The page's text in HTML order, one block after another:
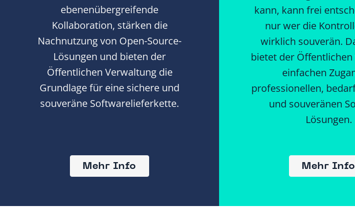
ebenenübergreifende
Kollaboration, stärken die
Nachnutzung von Open-Source-
Lösungen und bieten der
Öffentlichen Verwaltung die
Grundlage für eine sichere und
souveräne Softwarelieferkette.
Mehr Info
kann, kann frei
nur wer die
wirklich souverän.
bietet der
einfachen
professionellen,
und souveränen
Lösungen.
Mehr Info